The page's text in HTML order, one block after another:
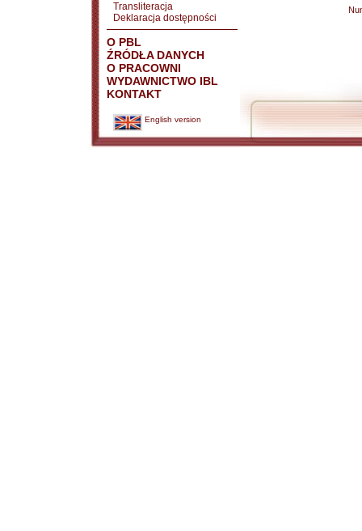
Transliteracja
Deklaracja dostępności
O PBL
ŹRÓDŁA DANYCH
O PRACOWNI
WYDAWNICTWO IBL
KONTAKT
English version